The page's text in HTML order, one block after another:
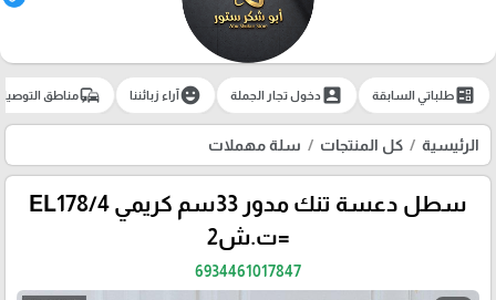
ballotطلباتي السابقة account_boxدخول تجار الجملة emoji_emotionsآراء زبائننا commuteمناطق
الرئيسية كل المنتجات سلة مهملات
سطل دعسة تنك مدور 33سم كريمي EL178/4
=ت.ش2
6934461017847